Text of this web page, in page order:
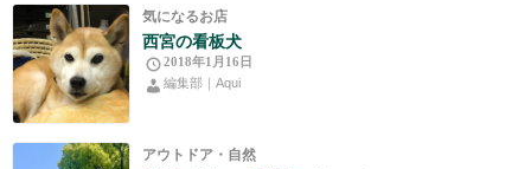
気になるお店
西宮の看板犬
2018年1月16日
編集部｜Aqui
アウトドア・自然